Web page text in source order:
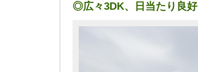
◎広々3DK、日当たり良好